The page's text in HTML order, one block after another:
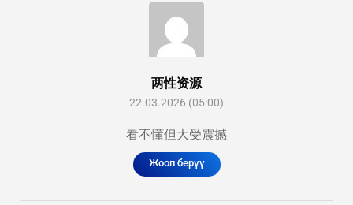
两性资源
22.03.2026 (05:00)
看不懂但大受震撼
Жооп берүү